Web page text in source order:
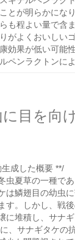
とが明らかにな
も程よい量で含
がよくおいしい
効果が低い可能
ペンラクトンに
目を向
生成した概要 **/
虫夏草の一種で
は鱗翅目の幼虫
す。しかし、戦
に堆積し、サナ
、サナギタケの